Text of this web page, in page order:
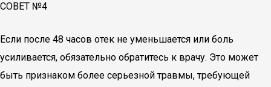
СОВЕТ №4
Если после 48 часов отек не уменьшается или боль
усиливается, обязательно обратитесь к врачу. Это может
быть признаком более серьезной травмы, требующей